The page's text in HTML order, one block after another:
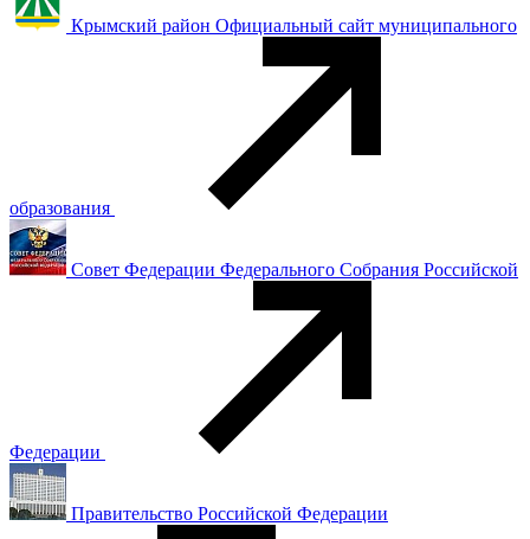
Крымский район Официальный сайт муниципального
образования
Совет Федерации Федерального Собрания Российской
Федерации
Правительство Российской Федерации